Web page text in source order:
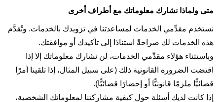
متى ولماذا نشارك معلوماتك مع أطراف أخرى
نستخدم مقدِّمي الخدمات لمساعدتنا في تزويدك بالخدمات. وتُقدَّم
هذه الخدمات لك صراحةً استنادًا إلى تأكيدك أو موافقتك.
وباستثناء هؤلاء مقدِّمي الخدمات، لن نشارك معلوماتك إلا إذا
اقتضت الضرورة القانونية ذلك (على سبيل المثال، إذا تلقينا أمرًا
قضائيًّا ملزمًا قانونيًّا أو إحضارًا قضائيًّا).
إذا كانت لديك أسئلة حول كيفية مشاركتنا لمعلوماتك الشخصية،